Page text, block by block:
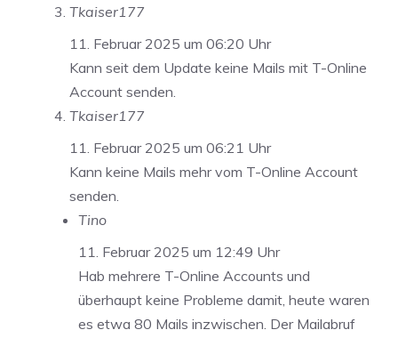
Tkaiser177
11. Februar 2025 um 06:20 Uhr
Kann seit dem Update keine Mails mit T-Online
Account senden.
Tkaiser177
11. Februar 2025 um 06:21 Uhr
Kann keine Mails mehr vom T-Online Account
senden.
Tino
11. Februar 2025 um 12:49 Uhr
Hab mehrere T-Online Accounts und
überhaupt keine Probleme damit, heute waren
es etwa 80 Mails inzwischen. Der Mailabruf